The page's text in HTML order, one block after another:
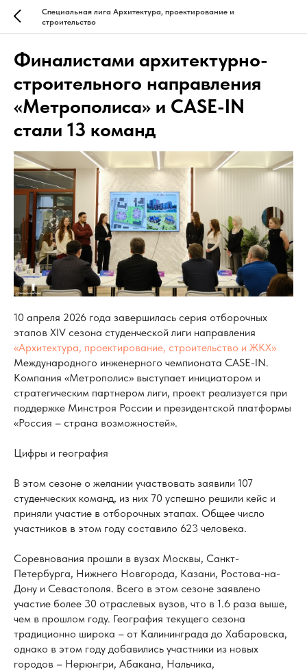
Специальная лига Архитектура, проектирование и
строительство
Финалистами архитектурно-
строительного направления
«Метрополиса» и CASE-IN
стали 13 команд
10 апреля 2026 года завершилась серия отборочных
этапов XIV сезона студенческой лиги направления
«Архитектура, проектирование, строительство и ЖКХ»
Международного инженерного чемпионата CASE-IN.
Компания «Метрополис» выступает инициатором и
стратегическим партнером лиги, проект реализуется при
поддержке Минстроя России и президентской платформы
«Россия – страна возможностей».
Цифры и география
В этом сезоне о желании участвовать заявили 107
студенческих команд, из них 70 успешно решили кейс и
приняли участие в отборочных этапах. Общее число
участников в этом году составило 623 человека.
Соревнования прошли в вузах Москвы, Санкт-
Петербурга, Нижнего Новгорода, Казани, Ростова-на-
Дону и Севастополя. Всего в этом сезоне заявлено
участие более 30 отраслевых вузов, что в 1.6 раза выше,
чем в прошлом году. География текущего сезона
традиционно широка – от Калининграда до Хабаровска,
однако в этом году добавились участники из новых
городов – Нерюнгри, Абакана, Нальчика,